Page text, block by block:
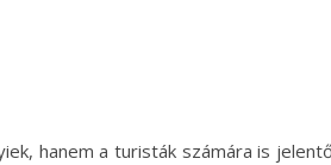
hanem a turisták számára is